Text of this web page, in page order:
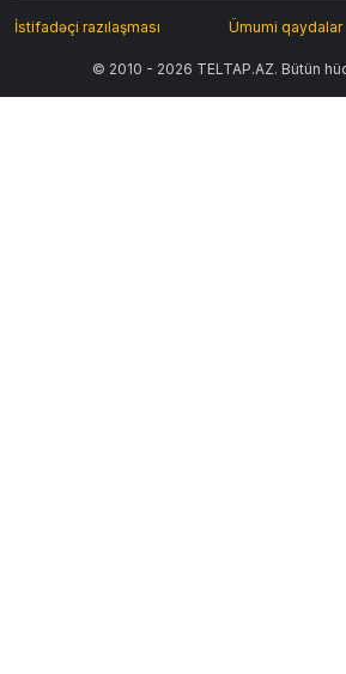
© 2010 - 2026 TELTAP.AZ. Bütün
İstifadəçi razılaşması Ümumi qaydalar